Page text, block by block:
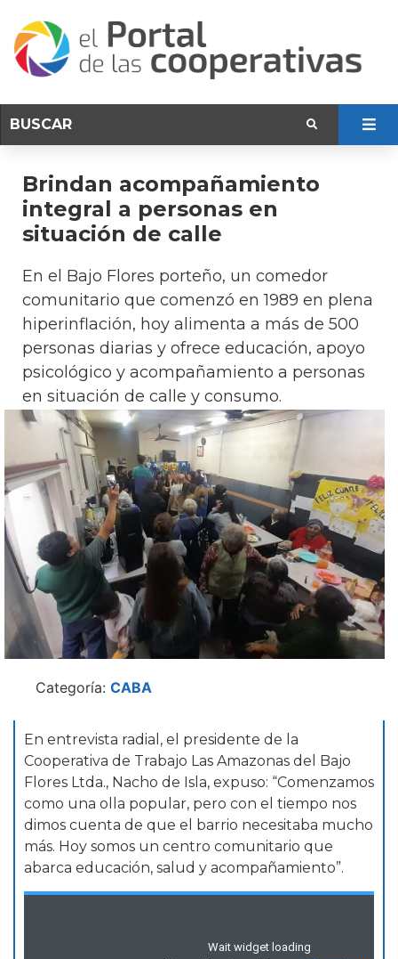
Brindan acompañamiento
integral a personas en
situación de calle
En el Bajo Flores porteño, un comedor
comunitario que comenzó en 1989 en plena
hiperinflación, hoy alimenta a más de 500
personas diarias y ofrece educación, apoyo
psicológico y acompañamiento a personas
en situación de calle y consumo.
Categoría: CABA
En entrevista radial, el presidente de la
Cooperativa de Trabajo Las Amazonas del Bajo
Flores Ltda., Nacho de Isla, expuso: “Comenzamos
como una olla popular, pero con el tiempo nos
dimos cuenta de que el barrio necesitaba mucho
más. Hoy somos un centro comunitario que
abarca educación, salud y acompañamiento”.